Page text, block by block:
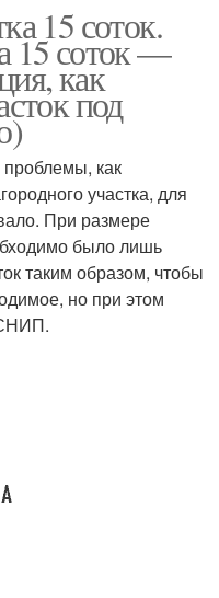
15 соток.
15 соток —
как
под
проблемы, как
участка, для
При размере
было лишь
таким образом, чтобы
но при этом